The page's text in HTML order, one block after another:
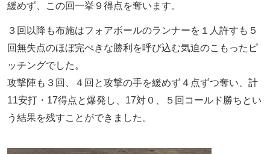
緩めず、この回一挙９得点を奪います。
３回以降も布施はフォアボールのランナーを１人許すも５
回無失点のほぼ完ぺきな勝利を呼び込む気迫のこもったピ
ッチングでした。
攻撃陣も３回、４回と攻撃の手を緩めず４点ずつ奪い、計
11安打・17得点と爆発し、17対０、５回コールド勝ちとい
う結果を残すことができました。